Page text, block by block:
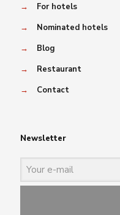
→
For hotels
→
Nominated hotels
→
Blog
→
Restaurant
→
Contact
Newsletter